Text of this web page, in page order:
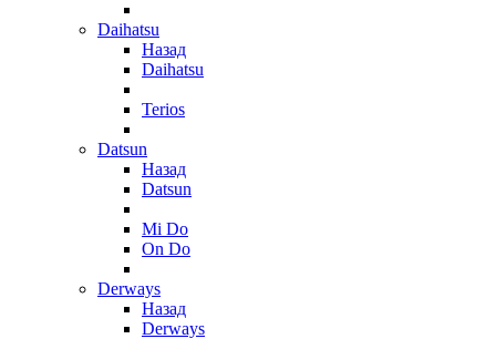
Daihatsu
Назад
Daihatsu
Terios
Datsun
Назад
Datsun
Mi Do
On Do
Derways
Назад
Derways